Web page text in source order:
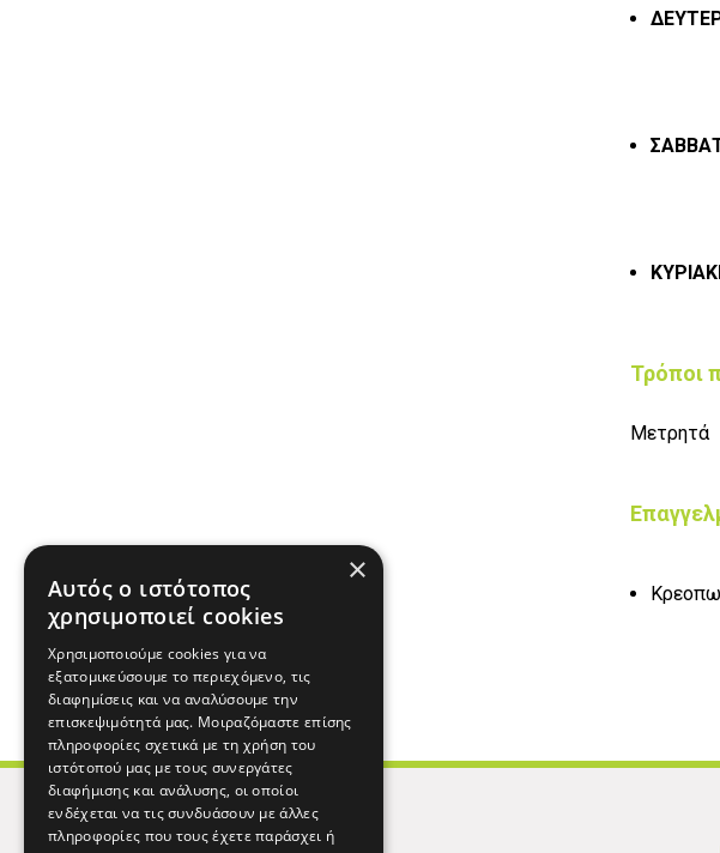
Τρόποι
Μετρητά
×
Αυτός ο ιστότοπος
χρησιμοποιεί cookies
Χρησιμοποιούμε cookies για να
εξατομικεύσουμε το περιεχόμενο, τις
διαφημίσεις και να αναλύσουμε την
επισκεψιμότητά μας. Μοιραζόμαστε επίσης
πληροφορίες σχετικά με τη χρήση του
ιστότοπού μας με τους συνεργάτες
διαφήμισης και ανάλυσης, οι οποίοι
ενδέχεται να τις συνδυάσουν με άλλες
πληροφορίες που τους έχετε παράσχει ή